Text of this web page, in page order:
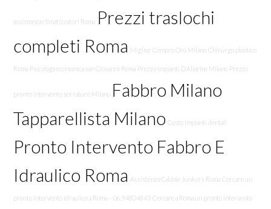
assistenza climatizzatori Roma Prezzi traslochi
completi Roma Miglior Compro Oro Milano Chirurgo plastico
Roma Psicologa economica san Giovanni Roma Prezzo Impianti D’Allarme Milano Prezzo
pronto intervento serrature Milano Fabbro Milano
Tapparellista Milano Costo impianti dentali
Pronto Intervento Fabbro E
Idraulico Roma Assistenza Caldaie Junkers Roma Cercare un
pronto intervento idraulico a Roma – 06.94804843 Cercare a Roma un pronto intervento